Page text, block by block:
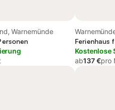
Warnemünde
Ferienhaus
Kostenlose
ab137 €pro